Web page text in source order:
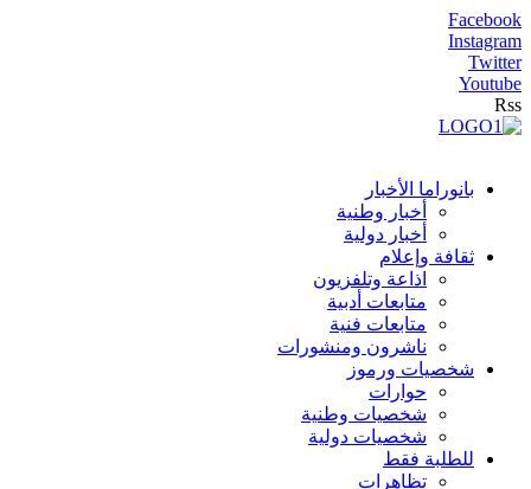
Facebook
Instagram
Twitter
Youtube
Rss
بانوراما الأخبار
أخبار وطنية
أخبار دولية
ثقافة وإعلام
اذاعة وتلفزيون
متابعات أدبية
متابعات فنية
ناشرون ومنشورات
شخصيات ورموز
حوارات
شخصيات وطنية
شخصيات دولية
للطلبة فقط
تظاهرات